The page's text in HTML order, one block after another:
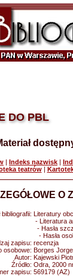
DO PBL
| Indeks nazwisk |
teatrów|
O
bibliografii: Literatury
- Literatura
- Hasła
- Hasła
zapisu: recenzja
osobowe: Borges
Autor: Kajewski
Źródło: Odra, 2000
zapisu: 569179 (AZ)